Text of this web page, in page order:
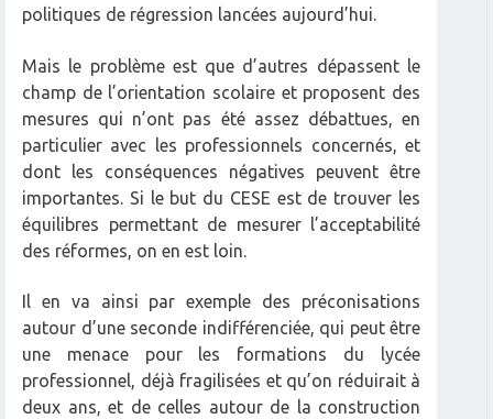
politiques de régression lancées aujourd’hui.
Mais le problème est que d’autres dépassent le
champ de l’orientation scolaire et proposent des
mesures qui n’ont pas été assez débattues, en
particulier avec les professionnels concernés, et
dont les conséquences négatives peuvent être
importantes. Si le but du CESE est de trouver les
équilibres permettant de mesurer l’acceptabilité
des réformes, on en est loin.
Il en va ainsi par exemple des préconisations
autour d’une seconde indifférenciée, qui peut être
une menace pour les formations du lycée
professionnel, déjà fragilisées et qu’on réduirait à
deux ans, et de celles autour de la construction